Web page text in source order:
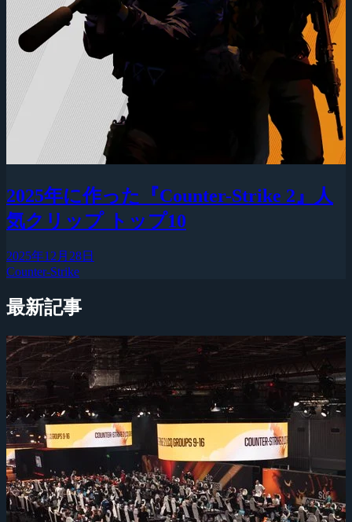
2025年に作った『Counter-Strike 2』人
気クリップ トップ10
2025年12月28日
Counter-Strike
最新記事